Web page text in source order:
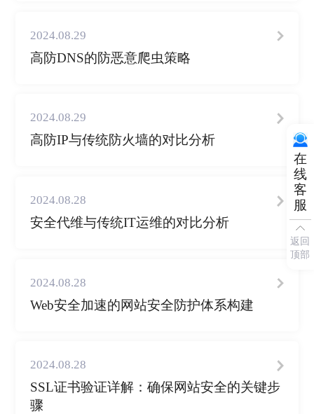
2024.08.29
高防DNS的防恶意爬虫策略
2024.08.29
高防IP与传统防火墙的对比分析
2024.08.28
安全代维与传统IT运维的对比分析
2024.08.28
Web安全加速的网站安全防护体系构建
2024.08.28
SSL证书验证详解：确保网站安全的关键步
骤
在
线
客
服
返回
顶部